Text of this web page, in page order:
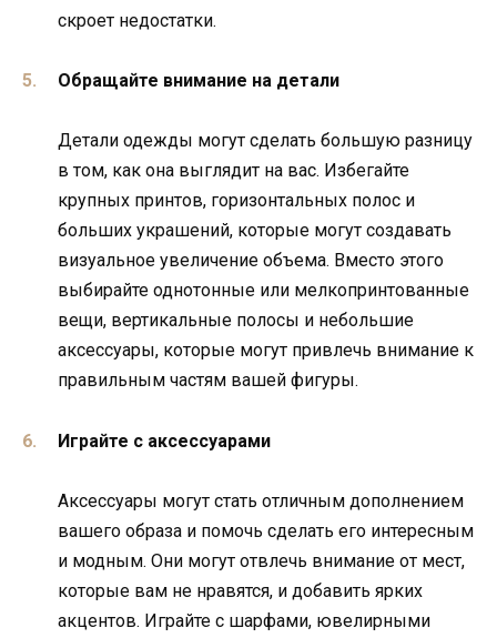
скроет недостатки.
Обращайте внимание на детали
Детали одежды могут сделать большую разницу
в том, как она выглядит на вас. Избегайте
крупных принтов, горизонтальных полос и
больших украшений, которые могут создавать
визуальное увеличение объема. Вместо этого
выбирайте однотонные или мелкопринтованные
вещи, вертикальные полосы и небольшие
аксессуары, которые могут привлечь внимание к
правильным частям вашей фигуры.
Играйте с аксессуарами
Аксессуары могут стать отличным дополнением
вашего образа и помочь сделать его интересным
и модным. Они могут отвлечь внимание от мест,
которые вам не нравятся, и добавить ярких
акцентов. Играйте с шарфами, ювелирными